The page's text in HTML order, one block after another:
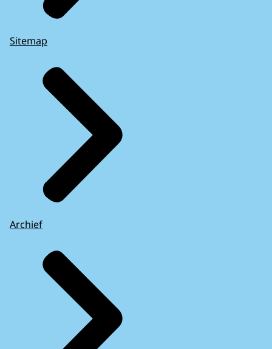
Sitemap
Archief